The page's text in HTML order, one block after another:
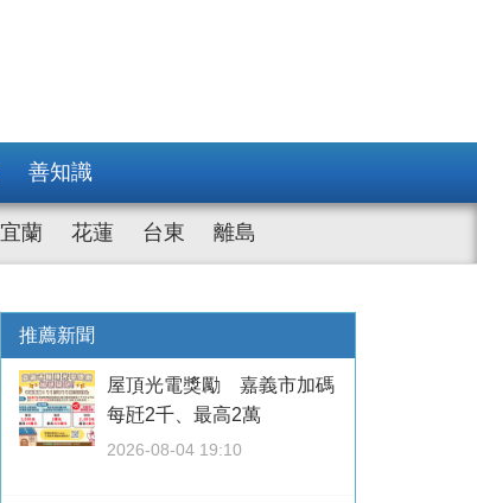
善知識
宜蘭 花蓮 台東 離島
推薦新聞
屋頂光電獎勵 嘉義市加碼
每瓩2千、最高2萬
2026-08-04 19:10